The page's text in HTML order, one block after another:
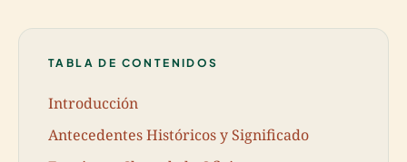
TABLA DE CONTENIDOS
Introducción
Antecedentes Históricos y Significado